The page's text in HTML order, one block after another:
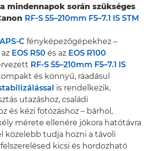
mindennapok során szükséges
RF-S 55–210mm F5–7.1 IS STM
APS-C fényképezőgépekhez –
EOS R50 és az EOS R100
RF-S 55–210mm F5–7.1 IS
és könnyű, ráadásul
is rendelkezik.
utazáshoz, családi
és kézi fotózáshoz – bárhol,
mérete ellenére jókora hatótávra
közelebb tudja hozni a távoli
kicsi és hordozható